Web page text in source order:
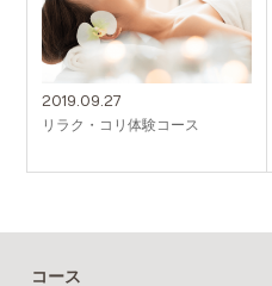
2019.09.27
リラク・コリ体験コース
コース